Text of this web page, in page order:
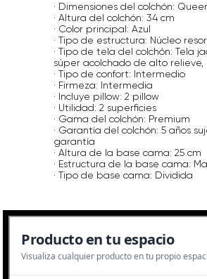
· Dimensiones del colchón:
· Altura del colchón: 34 cm
· Color principal: Azul
· Tipo de estructura: Núcleo
· Tipo de tela del colchón: Tela
súper acolchado de alto
· Tipo de confort: Intermedio
· Firmeza: Intermedia
· Incluye pillow: 2 pillow
· Utilidad: 2 superficies
· Gama del colchón: Premium
· Garantía del colchón: 5 años
garantía
· Altura de la base cama: 25 cm
· Estructura de la base cama:
· Tipo de base cama: Dividida